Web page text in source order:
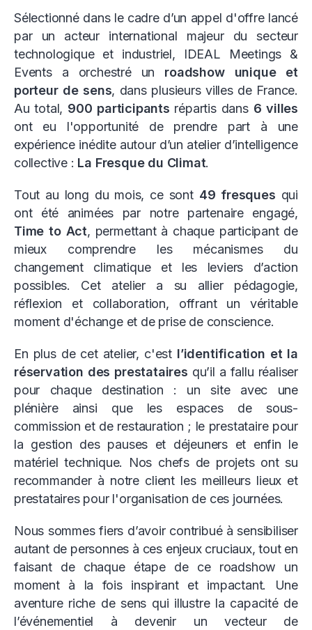
Sélectionné dans le cadre d’un appel d'offre lancé
par un acteur international majeur du secteur
technologique et industriel, IDEAL Meetings &
Events a orchestré un roadshow unique et
porteur de sens, dans plusieurs villes de France.
Au total, 900 participants répartis dans 6 villes
ont eu l'opportunité de prendre part à une
expérience inédite autour d’un atelier d’intelligence
collective : La Fresque du Climat.
Tout au long du mois, ce sont 49 fresques qui
ont été animées par notre partenaire engagé,
Time to Act, permettant à chaque participant de
mieux comprendre les mécanismes du
changement climatique et les leviers d’action
possibles. Cet atelier a su allier pédagogie,
réflexion et collaboration, offrant un véritable
moment d'échange et de prise de conscience.
En plus de cet atelier, c'est l’identification et la
réservation des prestataires qu’il a fallu réaliser
pour chaque destination : un site avec une
plénière ainsi que les espaces de sous-
commission et de restauration ; le prestataire pour
la gestion des pauses et déjeuners et enfin le
matériel technique. Nos chefs de projets ont su
recommander à notre client les meilleurs lieux et
prestataires pour l'organisation de ces journées.
Nous sommes fiers d’avoir contribué à sensibiliser
autant de personnes à ces enjeux cruciaux, tout en
faisant de chaque étape de ce roadshow un
moment à la fois inspirant et impactant. Une
aventure riche de sens qui illustre la capacité de
l’événementiel à devenir un vecteur de